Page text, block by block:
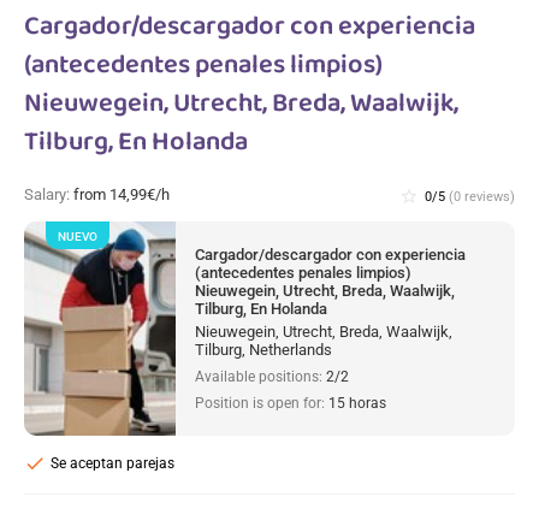
Cargador/descargador con experiencia
(antecedentes penales limpios)
Nieuwegein, Utrecht, Breda, Waalwijk,
Tilburg, En Holanda
Salary: from 14,99€/h star_border 0/5 (0 reviews)
Cargador/descargador con experiencia
(antecedentes penales limpios)
Nieuwegein, Utrecht, Breda, Waalwijk,
Tilburg, En Holanda
Nieuwegein, Utrecht, Breda, Waalwijk,
Tilburg, Netherlands
Available positions: 2/2
Position is open for: 15 horas
Se aceptan parejas
check
NUEVO